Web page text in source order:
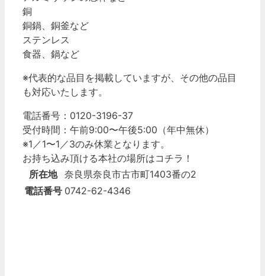
銅
銅鍋、銅釜など
ステンレス
食器、鍋など
※代表的な品目を掲載していますが、その他の品目
も対応いたします。
電話番号：0120-3196-37
受付時間：午前9:00〜午後5:00（年中無休）
※1／1〜1／3のみ休業となります。
お持ち込み頂ける本社の場所はコチラ！
所在地 奈良県奈良市古市町1403番の2
電話番号 0742-62-4346